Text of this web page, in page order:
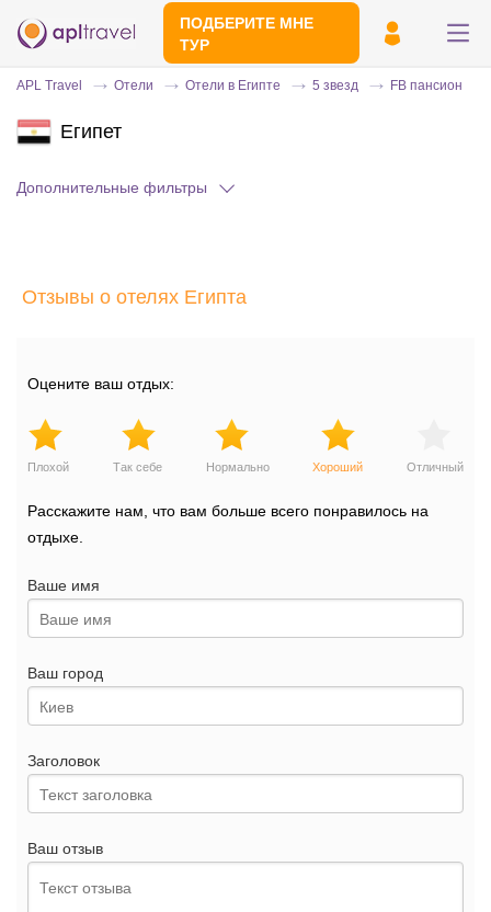
ПОДБЕРИТЕ МНЕ
ТУР
Отправьте свой номер телефона
APL Travel Отели Отели в Египте 5 звезд FB пансион
Египет
Дополнительные фильтры
Отзывы о отелях Египта
Оцените ваш отдых:
Плохой Так себе Нормально Хороший Отличный
Расскажите нам, что вам больше всего понравилось на
отдыхе.
Ваше имя
Ваш город
Заголовок
Ваш отзыв